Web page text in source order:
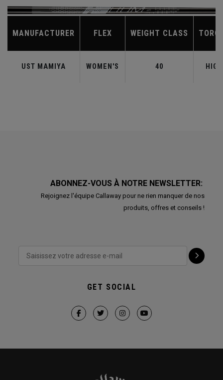
MANUFACTURER FLEX WEIGHT CLASS
UST MAMIYA WOMEN'S 40 HIGH
ABONNEZ-VOUS À NOTRE NEWSLETTER:
Rejoignez l'équipe Callaway pour ne rien manquer de nos
produits, offres et conseils !
GET SOCIAL